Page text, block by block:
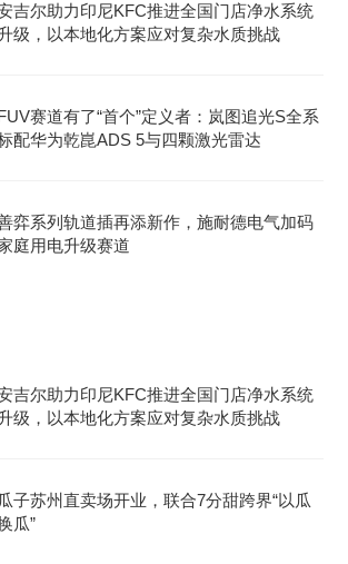
吉尔助力印尼KFC推进全国门店净水系统
级，以本地化方案应对复杂水质挑战
赛道有了“首个”定义者：岚图追光S全系
配华为乾崑ADS 5与四颗激光雷达
弈系列轨道插再添新作，施耐德电气加码
庭用电升级赛道
吉尔助力印尼KFC推进全国门店净水系统
级，以本地化方案应对复杂水质挑战
瓜子苏州直卖场开业，联合7分甜跨界“以瓜
瓜”